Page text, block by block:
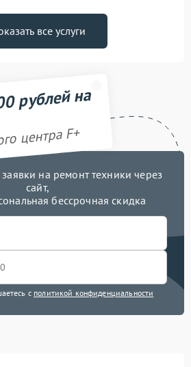
все услуги
рублей на
центра F+
на ремонт техники через
сайт,
бессрочная скидка
с политикой конфиденциальности